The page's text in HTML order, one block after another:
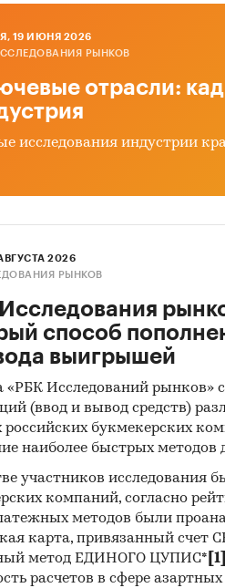
19 ИЮНЯ 2026
РЫНКОВ
отрасли:
исследования индустрии
2026
РЫНКОВ
способ
выигрышей
«РБК Исследований рынков»
(ввод и вывод средств)
российских букмекерских
наиболее быстрых методов
участников исследования
компаний, согласно
методов были
карта, привязанный
метод ЕДИНОГО ЦУПИС* [1]
расчетов в сфере